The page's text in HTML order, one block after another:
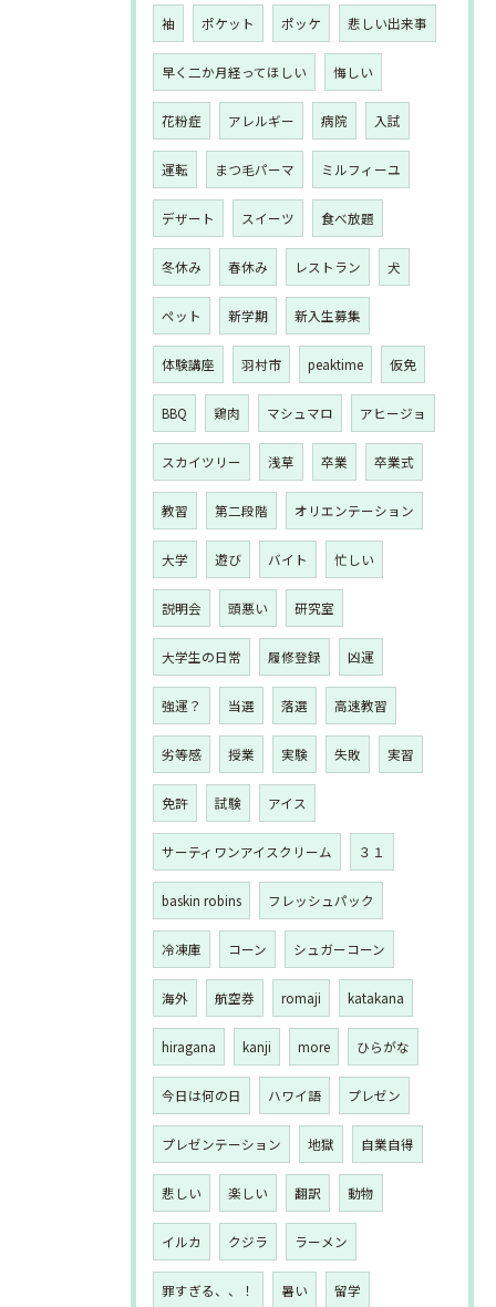
袖 ポケット ポッケ 悲しい出来事
早く二か月経ってほしい 悔しい
花粉症 アレルギー 病院 入試
運転 まつ毛パーマ ミルフィーユ
デザート スイーツ 食べ放題
冬休み 春休み レストラン 犬
ペット 新学期 新入生募集
体験講座 羽村市 peaktime 仮免
BBQ 鶏肉 マシュマロ アヒージョ
スカイツリー 浅草 卒業 卒業式
教習 第二段階 オリエンテーション
大学 遊び バイト 忙しい
説明会 頭悪い 研究室
大学生の日常 履修登録 凶運
強運？ 当選 落選 高速教習
劣等感 授業 実験 失敗 実習
免許 試験 アイス
サーティワンアイスクリーム ３１
baskin robins フレッシュパック
冷凍庫 コーン シュガーコーン
海外 航空券 romaji katakana
hiragana kanji more ひらがな
今日は何の日 ハワイ語 プレゼン
プレゼンテーション 地獄 自業自得
悲しい 楽しい 翻訳 動物
イルカ クジラ ラーメン
罪すぎる、、！ 暑い 留学